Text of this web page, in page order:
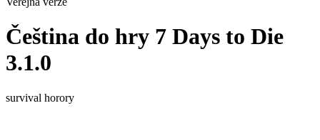
Čeština do hry 7 Days to Die
3.1.0
survival horory